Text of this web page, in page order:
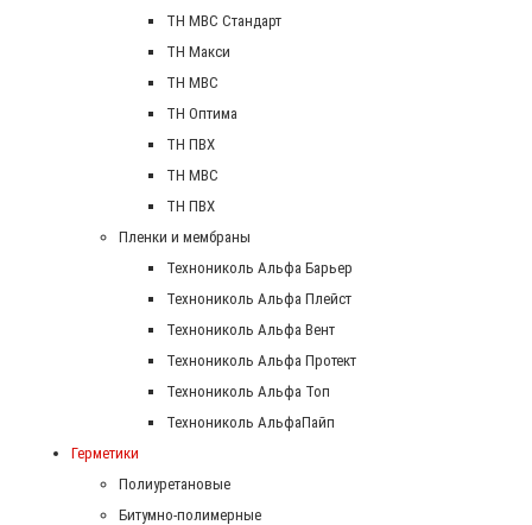
TH MBC Стандарт
TH Макси
TH МВС
TH Оптима
TH ПВХ
ТН МВС
ТН ПВХ
Пленки и мембраны
Технониколь Альфа Барьер
Технониколь Альфа Плейст
Технониколь Альфа Вент
Технониколь Альфа Протект
Технониколь Альфа Топ
Технониколь АльфаПайп
Герметики
Полиуретановые
Битумно-полимерные